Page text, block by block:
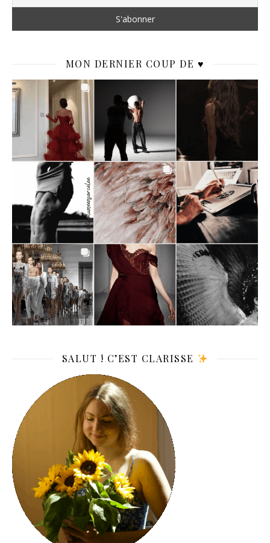
MON DERNIER COUP DE ♥️
SALUT ! C’EST CLARISSE